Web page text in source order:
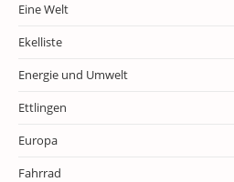
Eine Welt
Ekelliste
Energie und Umwelt
Ettlingen
Europa
Fahrrad